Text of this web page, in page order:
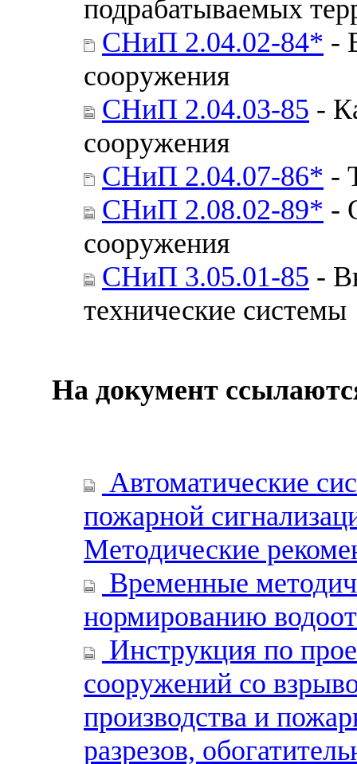
подрабатываемых
СНиП 2.04.02-84* -
сооружения
СНиП 2.04.03-85 -
сооружения
СНиП 2.04.07-86* -
СНиП 2.08.02-89* -
сооружения
СНиП 3.05.01-85 -
технические системы
На документ
Автоматические
пожарной
Методические
Временные
нормированию
Инструкция по
сооружений со
производства и
разрезов,